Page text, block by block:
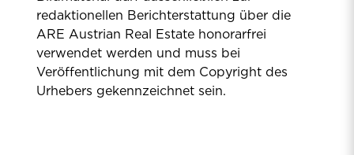
redaktionellen Berichterstattung über die
ARE Austrian Real Estate honorarfrei
verwendet werden und muss bei
Veröffentlichung mit dem Copyright des
Urhebers gekennzeichnet sein.